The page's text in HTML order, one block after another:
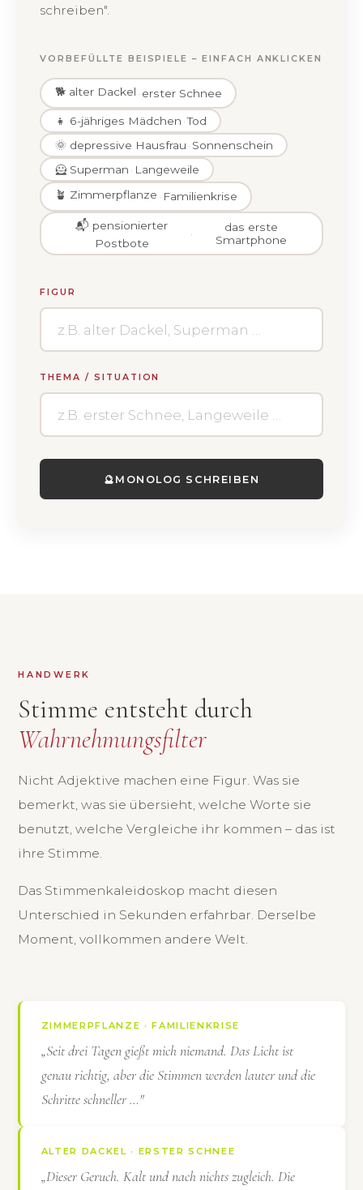
schreiben".
VORBEFÜLLTE BEISPIELE – EINFACH ANKLICKEN
🐕 alter Dackel · erster Schnee
👧 6-jähriges Mädchen ·Tod
🌞 depressive Hausfrau · Sonnenschein
🦸 Superman · Langeweile
🪴 Zimmerpflanze · Familienkrise
📬 pensionierter
Postbote
·
das erste
Smartphone
FIGUR
THEMA / SITUATION
🔮 MONOLOG SCHREIBEN
HANDWERK
Stimme entsteht durch
Wahrnehmungsfilter
Nicht Adjektive machen eine Figur. Was sie
bemerkt, was sie übersieht, welche Worte sie
benutzt, welche Vergleiche ihr kommen – das ist
ihre Stimme.
Das Stimmenkaleidoskop macht diesen
Unterschied in Sekunden erfahrbar. Derselbe
Moment, vollkommen andere Welt.
ZIMMERPFLANZE · FAMILIENKRISE
„Seit drei Tagen gießt mich niemand. Das Licht ist
genau richtig, aber die Stimmen werden lauter und die
Schritte schneller …"
ALTER DACKEL · ERSTER SCHNEE
„Dieser Geruch. Kalt und nach nichts zugleich. Die